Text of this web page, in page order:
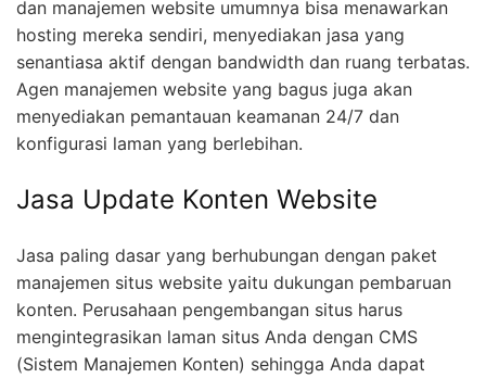
dan manajemen website umumnya bisa menawarkan
hosting mereka sendiri, menyediakan jasa yang
senantiasa aktif dengan bandwidth dan ruang terbatas.
Agen manajemen website yang bagus juga akan
menyediakan pemantauan keamanan 24/7 dan
konfigurasi laman yang berlebihan.
Jasa Update Konten Website
Jasa paling dasar yang berhubungan dengan paket
manajemen situs website yaitu dukungan pembaruan
konten. Perusahaan pengembangan situs harus
mengintegrasikan laman situs Anda dengan CMS
(Sistem Manajemen Konten) sehingga Anda dapat